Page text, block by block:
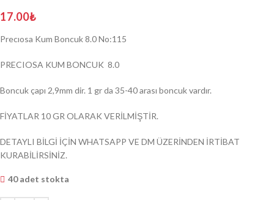
17.00₺
Precıosa Kum Boncuk 8.0 No:115
PRECIOSA KUM BONCUK 8.0
Boncuk çapı 2,9mm dir. 1 gr da 35-40 arası boncuk vardır.
FİYATLAR 10 GR OLARAK VERİLMİŞTİR.
DETAYLI BİLGİ İÇİN WHATSAPP VE DM ÜZERİNDEN İRTİBAT
KURABİLİRSİNİZ.
40 adet stokta